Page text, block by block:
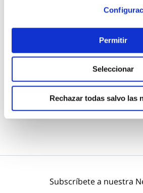
Permitir
Seleccionar
Rechazar todas salvo las
13,46 €
Añadir al carrito
Subscríbete a nuestra